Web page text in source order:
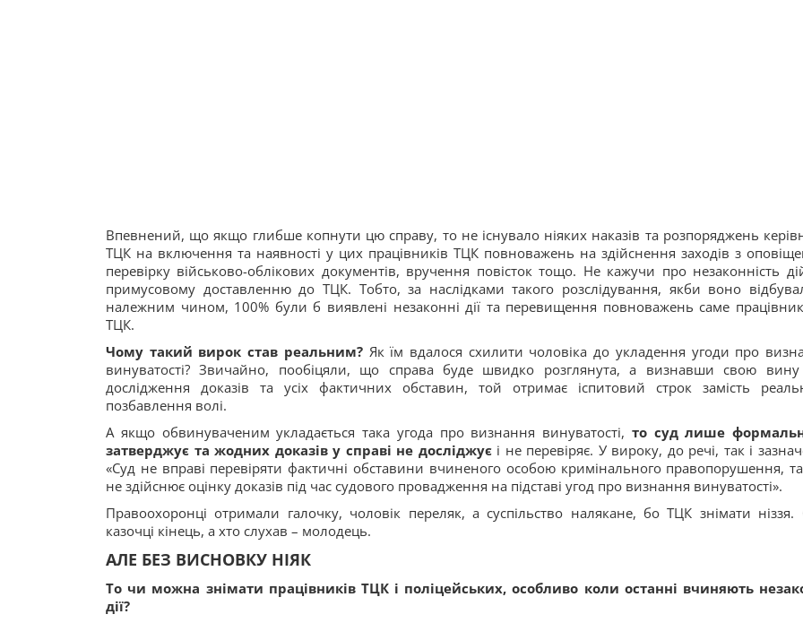
Впевнений, що якщо глибше копнути цю справу, то не існувало ніяких наказів та розпоряджень
ТЦК на включення та наявності у цих працівників ТЦК повноважень на здійснення заходів з
перевірку військово-облікових документів, вручення повісток тощо. Не кажучи про незаконність
примусовому доставленню до ТЦК. Тобто, за наслідками такого розслідування, якби воно
належним чином, 100% були б виявлені незаконні дії та перевищення повноважень саме
ТЦК.
Чому такий вирок став реальним? Як їм вдалося схилити чоловіка до укладення угоди про
винуватості? Звичайно, пообіцяли, що справа буде швидко розглянута, а визнавши свою
дослідження доказів та усіх фактичних обставин, той отримає іспитовий строк замість
позбавлення волі.
А якщо обвинуваченим укладається така угода про визнання винуватості, то суд лише
затверджує та жодних доказів у справі не досліджує і не перевіряє. У вироку, до речі, так і
«Суд не вправі перевіряти фактичні обставини вчиненого особою кримінального правопорушення,
не здійснює оцінку доказів під час судового провадження на підставі угод про визнання винуватості».
Правоохоронці отримали галочку, чоловік переляк, а суспільство налякане, бо ТЦК знімати ніззя.
казочці кінець, а хто слухав – молодець.
АЛЕ БЕЗ ВИСНОВКУ НІЯК
То чи можна знімати працівників ТЦК і поліцейських, особливо коли останні вчиняють
дії?